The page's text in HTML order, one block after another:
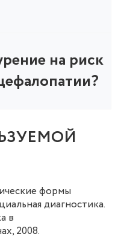
на риск
формы
диагностика.
в
2008.